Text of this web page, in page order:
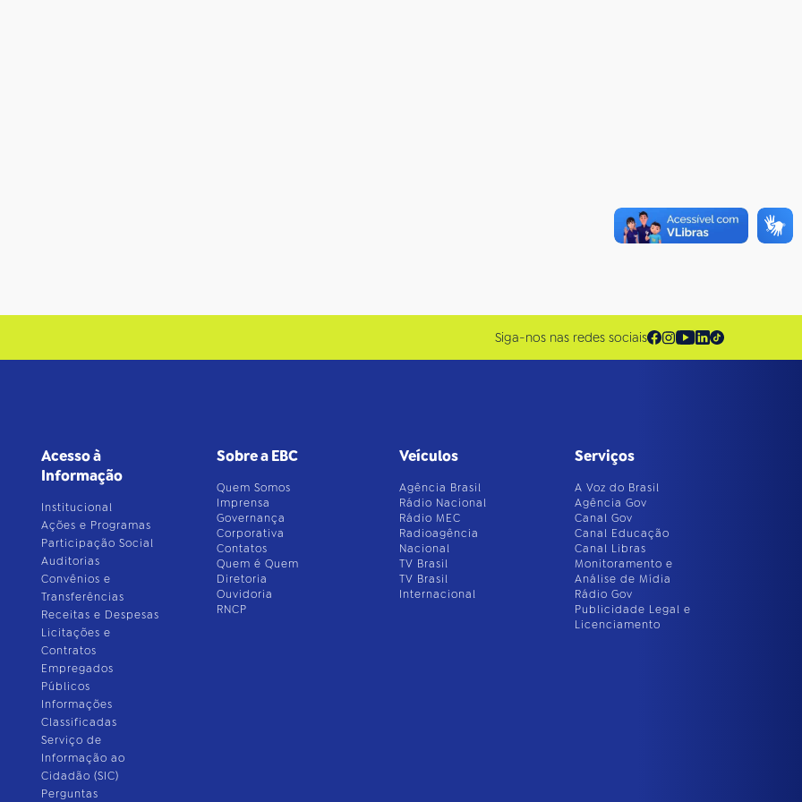
Siga-nos nas redes sociais
Acesso à
Informação
Institucional
Ações e Programas
Participação Social
Auditorias
Convênios e
Transferências
Receitas e Despesas
Licitações e
Contratos
Empregados
Públicos
Informações
Classificadas
Serviço de
Informação ao
Cidadão (SIC)
Perguntas
Sobre a EBC
Quem Somos
Imprensa
Governança
Corporativa
Contatos
Quem é Quem
Diretoria
Ouvidoria
RNCP
Veículos
Agência Brasil
Rádio Nacional
Rádio MEC
Radioagência
Nacional
TV Brasil
TV Brasil
Internacional
Serviços
A Voz do Brasil
Agência Gov
Canal Gov
Canal Educação
Canal Libras
Monitoramento e
Análise de Mídia
Rádio Gov
Publicidade Legal e
Licenciamento